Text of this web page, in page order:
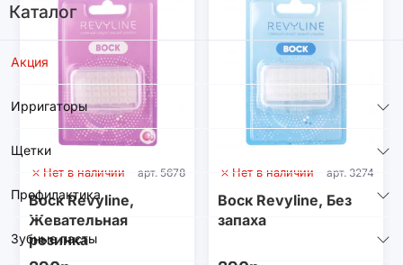
Каталог
Акция
Ирригаторы
Щетки
Профилактика
Зубные пасты
Нет в наличии арт. 5678
Воск Revyline,
Жевательная
резинка
Нет в наличии арт. 3274
Воск Revyline, Без
запаха